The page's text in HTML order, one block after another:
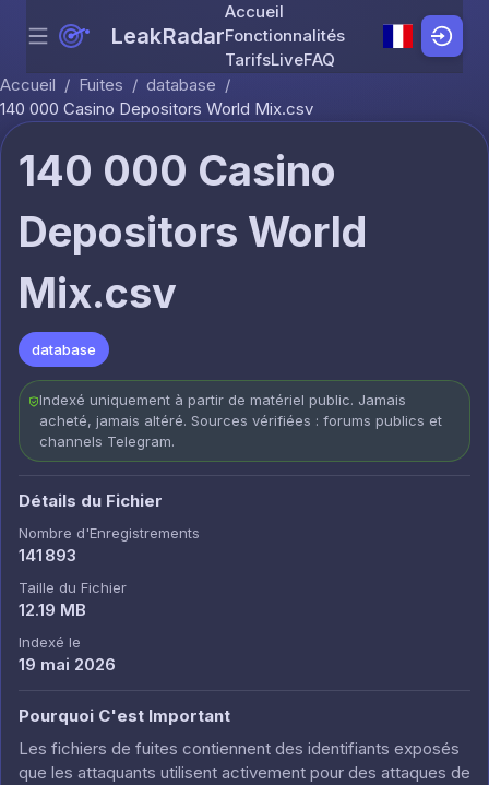
Skip to content
Menu LeakRadar
Accueil
Fonctionnalités
TarifsLiveFAQ
Accueil / Fuites / database /
140 000 Casino Depositors World Mix.csv
140 000 Casino
Depositors World
Mix.csv
database
Indexé uniquement à partir de matériel public. Jamais
acheté, jamais altéré. Sources vérifiées : forums publics et
channels Telegram.
Détails du Fichier
Nombre d'Enregistrements
141 893
Taille du Fichier
12.19 MB
Indexé le
19 mai 2026
Pourquoi C'est Important
Les fichiers de fuites contiennent des identifiants exposés
que les attaquants utilisent activement pour des attaques de